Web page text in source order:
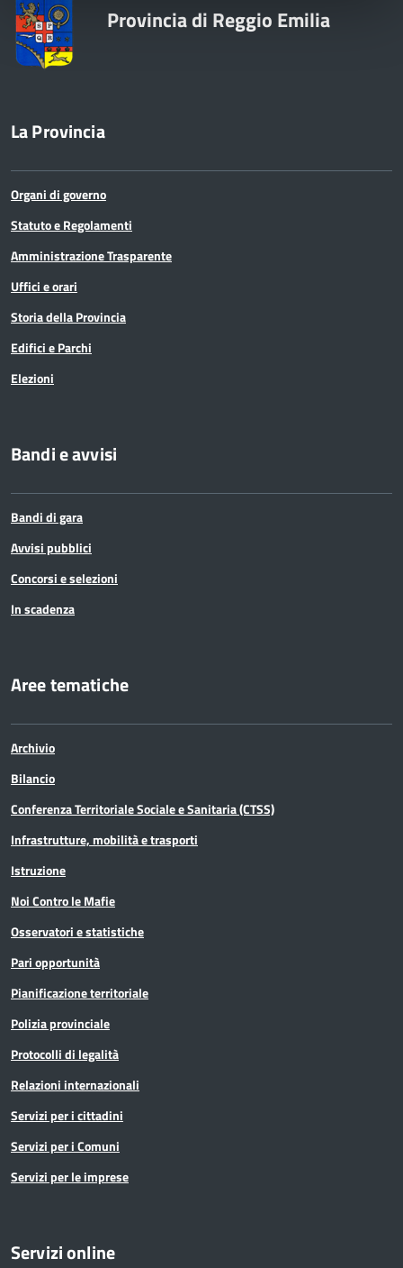
Provincia di Reggio Emilia
La Provincia
Organi di governo
Statuto e Regolamenti
Amministrazione Trasparente
Uffici e orari
Storia della Provincia
Edifici e Parchi
Elezioni
Bandi e avvisi
Bandi di gara
Avvisi pubblici
Concorsi e selezioni
In scadenza
Aree tematiche
Archivio
Bilancio
Conferenza Territoriale Sociale e Sanitaria (CTSS)
Infrastrutture, mobilità e trasporti
Istruzione
Noi Contro le Mafie
Osservatori e statistiche
Pari opportunità
Pianificazione territoriale
Polizia provinciale
Protocolli di legalità
Relazioni internazionali
Servizi per i cittadini
Servizi per i Comuni
Servizi per le imprese
Servizi online